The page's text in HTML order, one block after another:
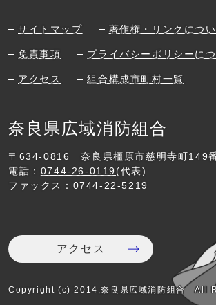
サイトマップ 著作権・リンクにつ
免責事項 プライバシーポリシーに
アクセス 組合構成市町村一覧
奈良県広域消防組合
〒634-0816
奈良県橿原市慈明寺町149
電話： 0744-26-0119 (代表)
ファックス：0744-22-5219
アクセス
Copyright (c) 2014,奈良県広域消防組合 All